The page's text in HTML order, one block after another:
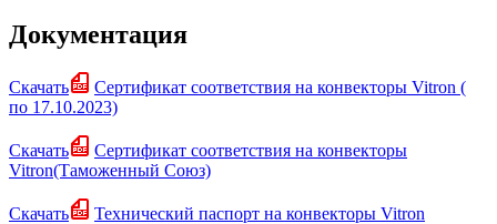
Документация
Скачать
Сертификат соответствия на конвекторы Vitron (
по 17.10.2023)
Скачать
Сертификат соответствия на конвекторы
Vitron(Таможенный Союз)
Скачать Технический паспорт на конвекторы Vitron